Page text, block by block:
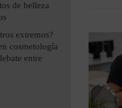
de belleza
extremos?
cosmetología
entre